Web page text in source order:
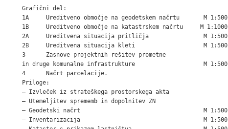
Grafični del:
1A     Ureditveno območje na geodetskem načrtu       M 1:500
1B     Ureditveno območje na katastrskem načrtu     M 1:1000
2A     Ureditvena situacija pritličja                M 1:500
2B     Ureditvena situacija kleti                    M 1:500
3      Zasnove projektnih rešitev prometne
in druge komunalne infrastrukture                    M 1:500
4      Načrt parcelacije.
Priloge:
– Izvleček iz strateškega prostorskega akta
– Utemeljitev sprememb in dopolnitev ZN
– Geodetski načrt                                    M 1:500
– Inventarizacija                                    M 1:500